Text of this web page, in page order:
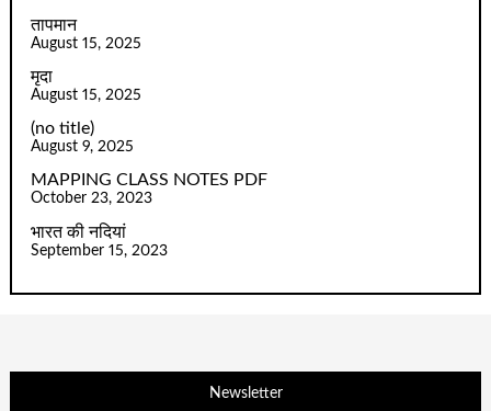
तापमान
August 15, 2025
मृदा
August 15, 2025
(no title)
August 9, 2025
MAPPING CLASS NOTES PDF
October 23, 2023
भारत की नदियां
September 15, 2023
Newsletter